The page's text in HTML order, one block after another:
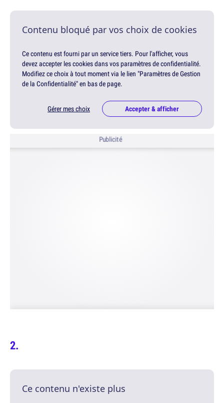
Contenu bloqué par vos choix de cookies
Ce contenu est fourni par un service tiers. Pour l'afficher, vous
devez accepter les cookies dans vos paramètres de confidentialité.
Modifiez ce choix à tout moment via le lien "Paramètres de Gestion
de la Confidentialité" en bas de page.
Gérer mes choix Accepter & afficher
Publicité
Ce contenu n'existe plus